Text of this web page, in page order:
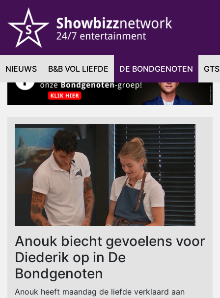
NIEUWS B&B VOL LIEFDE DE BONDGENOTEN
Anouk biecht gevoelens voor
Diederik op in De
Bondgenoten
Anouk heeft maandag de liefde verklaard aan